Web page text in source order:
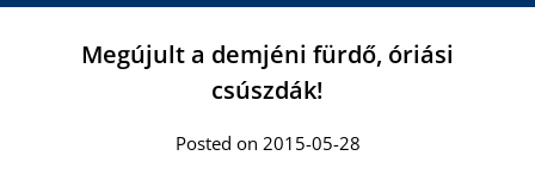
Megújult a demjéni fürdő, óriási
csúszdák!
Posted on 2015-05-28